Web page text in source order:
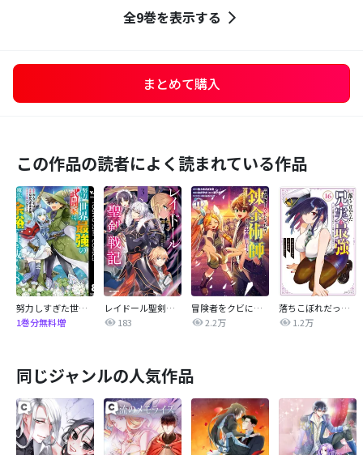
全9巻を表示する
まとめて購入
この作品の読者によく読まれている作品
努力しすぎた世界最強の武闘家は、魔法世界を余裕で生き抜く。
1巻分無料増
レイドール聖剣戦記
183
冒険者をクビになったので、錬金術師として出直します！ ～辺境開拓？ よし、俺に任せとけ！
2.2万
落ちこぼれだった兄が実は最強 ～史上最強の勇者は転生し、学園で無自覚に無双する～
1.2万
同じジャンルの人気作品